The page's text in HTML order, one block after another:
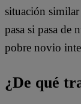
situación similar
pasa si pasa de
pobre novio
¿De qué